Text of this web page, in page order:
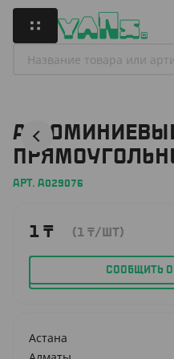
АРТ. А029076
1 ₸ (1 ₸/ШТ)
СООБЩИТЬ
Астана